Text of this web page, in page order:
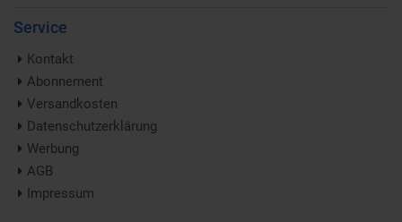
Service
Kontakt
Abonnement
Versandkosten
Datenschutzerklärung
Werbung
AGB
Impressum